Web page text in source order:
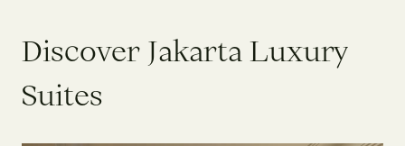
Discover JakartaLuxury
Suites